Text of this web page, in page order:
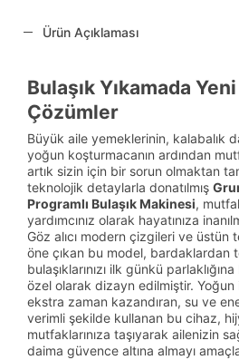
Ürün Açıklaması
Bulaşık Yıkamada
Çözümler
Büyük aile yemeklerinin, kalabalık
yoğun koşturmacanın ardından
artık sizin için bir sorun olmaktan
teknolojik detaylarla donatılmış
Programlı Bulaşık Makinesi,
yardımcınız olarak hayatınıza
Göz alıcı modern çizgileri ve üstün
öne çıkan bu model, bardaklardan
bulaşıklarınızı ilk günkü
özel olarak dizayn edilmiştir.
ekstra zaman kazandıran, su ve
verimli şekilde kullanan bu cihaz,
mutfaklarınıza taşıyarak ailenizin
daima güvence altına almayı